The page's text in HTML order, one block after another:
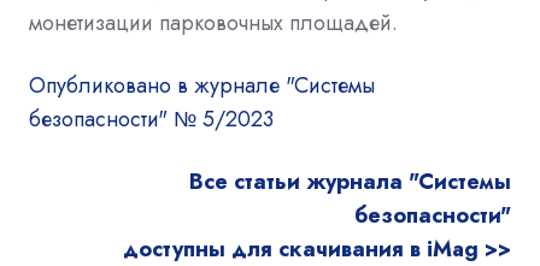
монетизации парковочных площадей.
Опубликовано в журнале "Системы
безопасности" № 5/2023
Все статьи журнала "Системы
безопасности"
доступны для скачивания в iMag >>